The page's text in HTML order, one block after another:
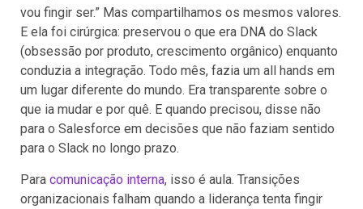
vou fingir ser.” Mas compartilhamos os mesmos valores.
E ela foi cirúrgica: preservou o que era DNA do Slack
(obsessão por produto, crescimento orgânico) enquanto
conduzia a integração. Todo mês, fazia um all hands em
um lugar diferente do mundo. Era transparente sobre o
que ia mudar e por quê. E quando precisou, disse não
para o Salesforce em decisões que não faziam sentido
para o Slack no longo prazo.
Para comunicação interna, isso é aula. Transições
organizacionais falham quando a liderança tenta fingir